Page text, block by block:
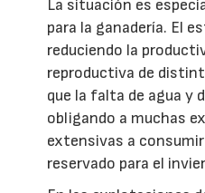
La situación es
para la ganadería. El
reduciendo la
reproductiva de
que la falta de agua y
obligando a muchas
extensivas a
reservado para el